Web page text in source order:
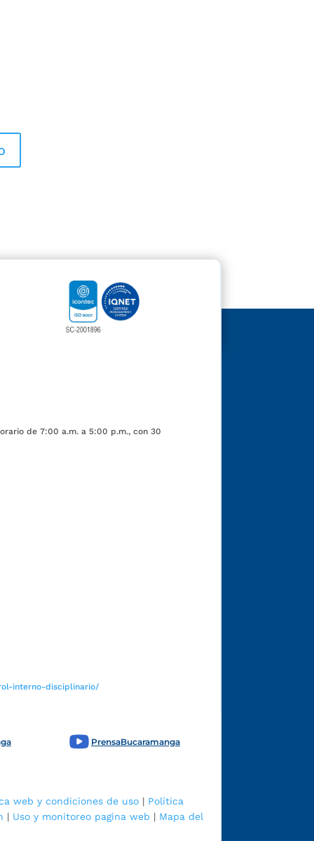
de 7:00 a.m. a 5:00 p.m., con 30
interno-disciplinario/
PrensaBucaramanga
web y condiciones de uso | Política
| Uso y monitoreo pagina web | Mapa del